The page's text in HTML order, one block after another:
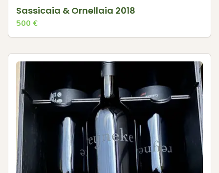
Sassicaia & Ornellaia 2018
500 €